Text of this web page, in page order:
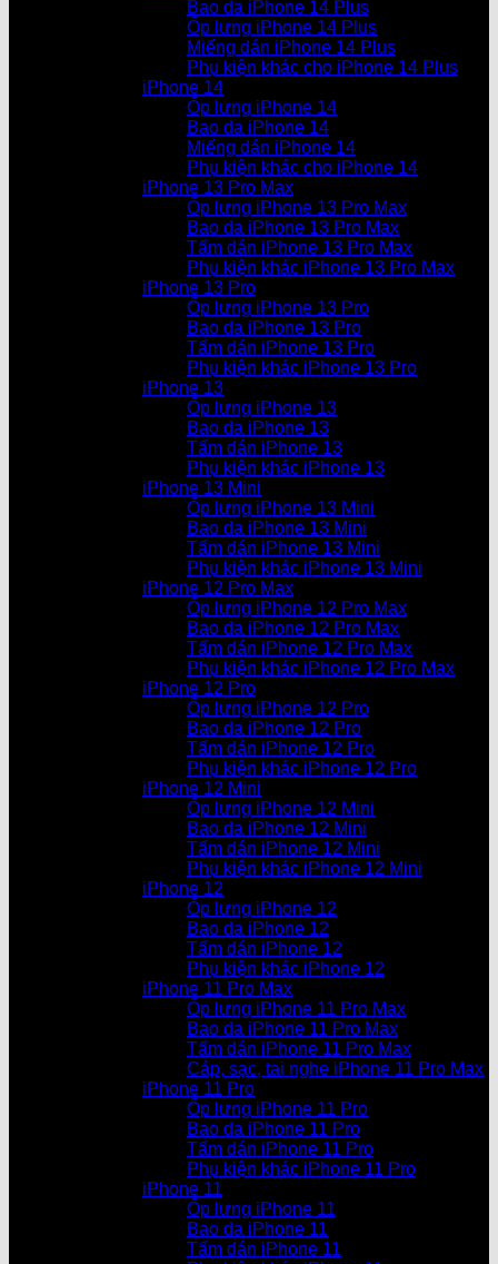
Bao da iPhone 14 Plus
Ốp lưng iPhone 14 Plus
Miếng dán iPhone 14 Plus
Phụ kiện khác cho iPhone 14 Plus
iPhone 14
Ốp lưng iPhone 14
Bao da iPhone 14
Miếng dán iPhone 14
Phụ kiện khác cho iPhone 14
iPhone 13 Pro Max
Ốp lưng iPhone 13 Pro Max
Bao da iPhone 13 Pro Max
Tấm dán iPhone 13 Pro Max
Phụ kiện khác iPhone 13 Pro Max
iPhone 13 Pro
Ốp lưng iPhone 13 Pro
Bao da iPhone 13 Pro
Tấm dán iPhone 13 Pro
Phụ kiện khác iPhone 13 Pro
iPhone 13
Ốp lưng iPhone 13
Bao da iPhone 13
Tấm dán iPhone 13
Phụ kiện khác iPhone 13
iPhone 13 Mini
Ốp lưng iPhone 13 Mini
Bao da iPhone 13 Mini
Tấm dán iPhone 13 Mini
Phụ kiện khác iPhone 13 Mini
iPhone 12 Pro Max
Ốp lưng iPhone 12 Pro Max
Bao da iPhone 12 Pro Max
Tấm dán iPhone 12 Pro Max
Phụ kiện khác iPhone 12 Pro Max
iPhone 12 Pro
Ốp lưng iPhone 12 Pro
Bao da iPhone 12 Pro
Tấm dán iPhone 12 Pro
Phụ kiện khác iPhone 12 Pro
iPhone 12 Mini
Ốp lưng iPhone 12 Mini
Bao da iPhone 12 Mini
Tấm dán iPhone 12 Mini
Phụ kiện khác iPhone 12 Mini
iPhone 12
Ốp lưng iPhone 12
Bao da iPhone 12
Tấm dán iPhone 12
Phụ kiện khác iPhone 12
iPhone 11 Pro Max
Ốp lưng iPhone 11 Pro Max
Bao da iPhone 11 Pro Max
Tấm dán iPhone 11 Pro Max
Cáp, sạc, tai nghe iPhone 11 Pro Max
iPhone 11 Pro
Ốp lưng iPhone 11 Pro
Bao da iPhone 11 Pro
Tấm dán iPhone 11 Pro
Phụ kiện khác iPhone 11 Pro
iPhone 11
Ốp lưng iPhone 11
Bao da iPhone 11
Tấm dán iPhone 11